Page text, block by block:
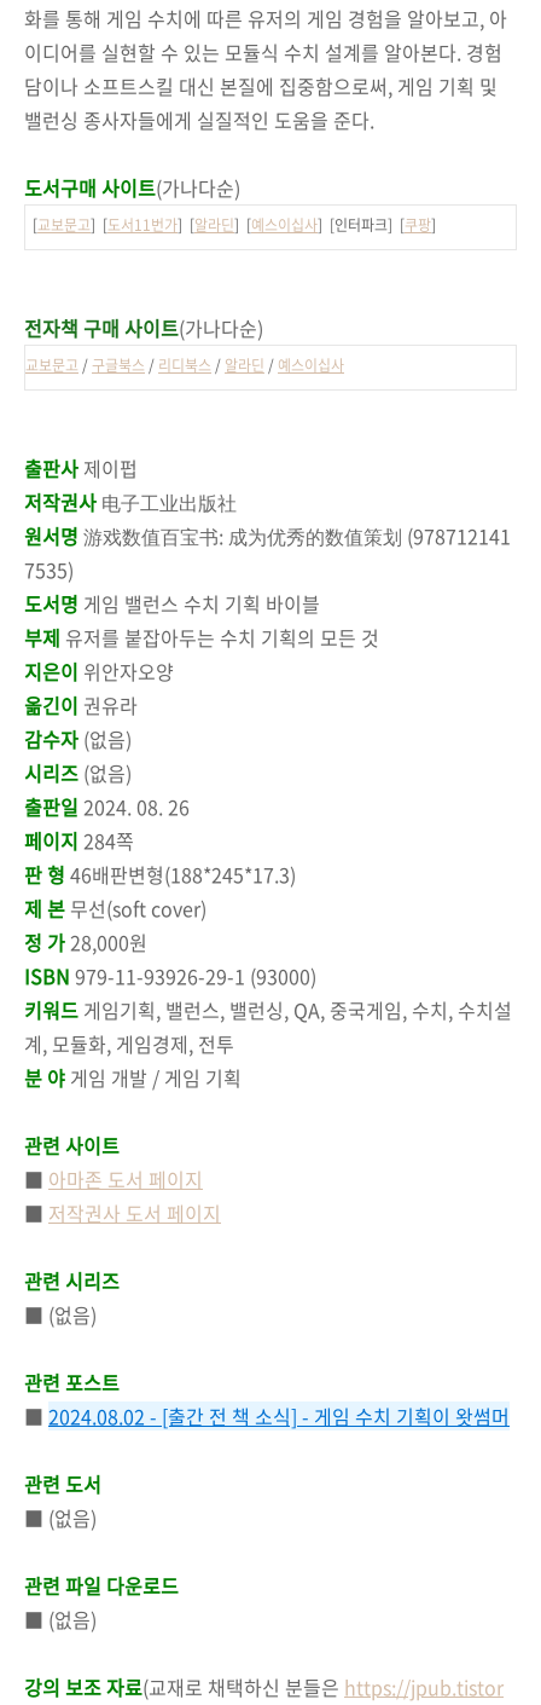
화를 통해 게임 수치에 따른 유저의 게임 경험을 알아보고, 아
이디어를 실현할 수 있는 모듈식 수치 설계를 알아본다. 경험
담이나 소프트스킬 대신 본질에 집중함으로써, 게임 기획 및
밸런싱 종사자들에게 실질적인 도움을 준다.
도서구매 사이트(가나다순)
[교보문고] [도서11번가] [알라딘] [예스이십사] [인터파크] [쿠팡]
전자책 구매 사이트(가나다순)
교보문고 /구글북스 / 리디북스 / 알라딘 / 예스이십사
출판사 제이펍
저작권사 电子工业出版社
원서명 游戏数值百宝书: 成为优秀的数值策划 (978712141
7535)
도서명 게임 밸런스 수치 기획 바이블
부제 유저를 붙잡아두는 수치 기획의 모든 것
지은이 위안자오양
옮긴이 권유라
감수자 (없음)
시리즈 (없음)
출판일 2024. 08. 26
페이지 284쪽
판 형 46배판변형(188*245*17.3)
제 본 무선(soft cover)
정 가28,000원
ISBN 979-11-93926-29-1 (93000)
키워드 게임기획, 밸런스, 밸런싱, QA, 중국게임, 수치, 수치설
계, 모듈화, 게임경제, 전투
분 야 게임 개발 / 게임 기획
관련 사이트
■ 아마존 도서 페이지
■ 저작권사 도서 페이지
관련 시리즈
■ (없음)
관련 포스트
■ 2024.08.02 - [출간 전 책 소식] - 게임 수치 기획이 왓썸머
관련 도서
■ (없음)
관련 파일 다운로드
■ (없음)
강의 보조 자료(교재로 채택하신 분들은 https://jpub.tistor